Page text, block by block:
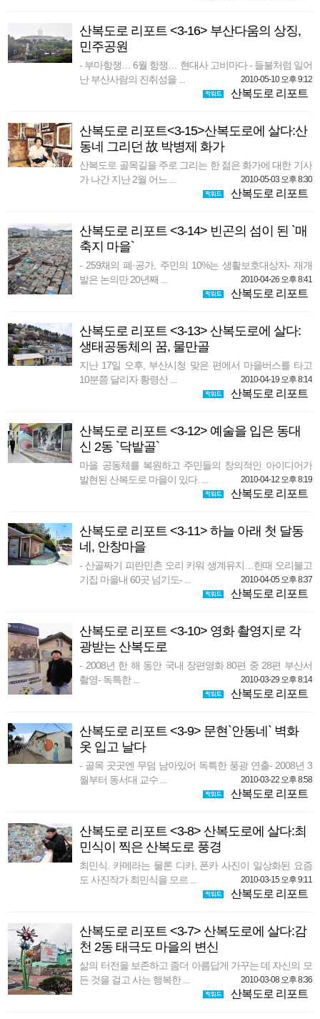
산복도로 리포트 <3-16> 부산다움의 상징,
민주공원
- 부마항쟁… 6월 항쟁… 현대사 고비마다 - 들불처럼 일어
난 부산사람의 진취성을 ...
2010-05-10 오후 9:12
산복도로 리포트
산복도로 리포트<3-15>산복도로에 살다:산
동네 그리던 故 박병제 화가
산복도로 골목길을 주로 그리는 한 젊은 화가에 대한 기사
가 나간 지난 2월 어느 ...
2010-05-03 오후 8:30
산복도로 리포트
산복도로 리포트 <3-14> 빈곤의 섬이 된 `매
축지 마을`
- 259채의 폐·공가, 주민의 10%는 생활보호대상자- 재개
발은 논의만 20년째 ...
2010-04-26 오후 8:41
산복도로 리포트
산복도로 리포트 <3-13> 산복도로에 살다:
생태공동체의 꿈, 물만골
지난 17일 오후, 부산시청 맞은 편에서 마을버스를 타고
10분쯤 달리자 황령산 ...
2010-04-19 오후 8:14
산복도로 리포트
산복도로 리포트 <3-12> 예술을 입은 동대
신 2동 `닥밭골`
마을 공동체를 복원하고 주민들의 창의적인 아이디어가
발현된 산복도로 마을이 있다. ...
2010-04-12 오후 8:19
산복도로 리포트
산복도로 리포트 <3-11> 하늘 아래 첫 달동
네, 안창마을
- 산골짜기 피란민촌 오리 키워 생계유지…한때 오리불고
기집 마을내 60곳 넘기도- ...
2010-04-05 오후 8:37
산복도로 리포트
산복도로 리포트 <3-10> 영화 촬영지로 각
광받는 산복도로
- 2008년 한 해 동안 국내 장편영화 80편 중 28편 부산서
촬영- 독특한 ...
2010-03-29 오후 8:14
산복도로 리포트
산복도로 리포트 <3-9> 문현`안동네` 벽화
옷 입고 날다
- 골목 곳곳엔 무덤 남아있어 독특한 풍광 연출- 2008년 3
월부터 동서대 교수 ...
2010-03-22 오후 8:58
산복도로 리포트
산복도로 리포트 <3-8> 산복도로에 살다:최
민식이 찍은 산복도로 풍경
최민식. 카메라는 물론 디카, 폰카 사진이 일상화된 요즘
도 사진작가 최민식을 모르 ...
2010-03-15 오후 9:11
산복도로 리포트
산복도로 리포트 <3-7> 산복도로에 살다:감
천 2동 태극도 마을의 변신
삶의 터전을 보존하고 좀더 아름답게 가꾸는 데 자신의 모
든 것을 걸고 사는 행복한 ...
2010-03-08 오후 8:36
산복도로 리포트